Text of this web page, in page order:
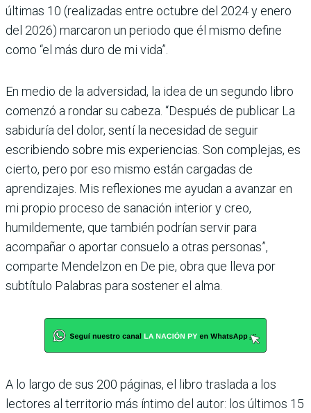
últimas 10 (realizadas entre octubre del 2024 y enero
del 2026) marcaron un periodo que él mismo define
como “el más duro de mi vida”.
En medio de la adversidad, la idea de un segundo libro
comenzó a rondar su cabeza. “Después de publicar La
sabiduría del dolor, sentí la necesidad de seguir
escribiendo sobre mis experiencias. Son complejas, es
cierto, pero por eso mismo están cargadas de
aprendizajes. Mis reflexiones me ayudan a avanzar en
mi propio proceso de sanación interior y creo,
humildemente, que también podrían servir para
acompañar o aportar consuelo a otras personas”,
comparte Mendelzon en De pie, obra que lleva por
subtítulo Palabras para sostener el alma.
A lo largo de sus 200 páginas, el libro traslada a los
lectores al territorio más íntimo del autor: los últimos 15